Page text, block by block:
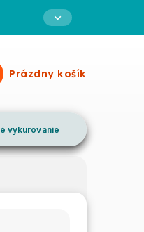
Nákupný
Prázdny košík
vykurovanie